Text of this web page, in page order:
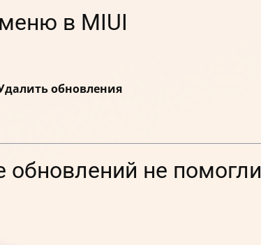
в MIUI
обновления
обновлений не помогли